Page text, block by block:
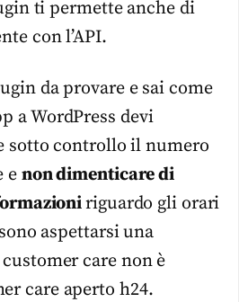
ti permette anche di
con l’API.
da provare e sai come
a WordPress devi
sotto controllo il numero
e non dimenticare di
riguardo gli orari
aspettarsi una
care non è
care aperto h24.